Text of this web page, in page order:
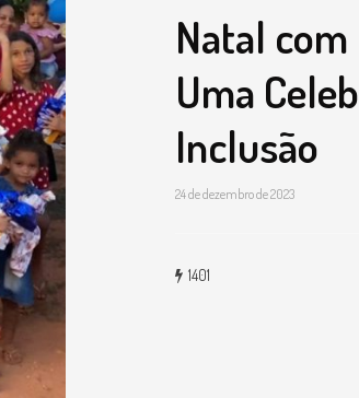
Natal com
Uma
Inclusão
24 de dezembro de 2023
1401